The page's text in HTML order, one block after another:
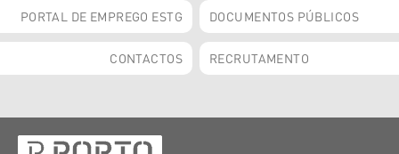
PORTAL DE EMPREGO ESTG DOCUMENTOS PÚBLICOS
CONTACTOS RECRUTAMENTO